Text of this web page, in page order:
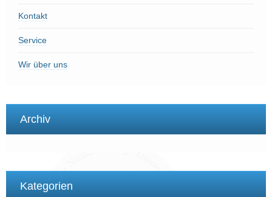
Kontakt
Service
Wir über uns
Archiv
Kategorien